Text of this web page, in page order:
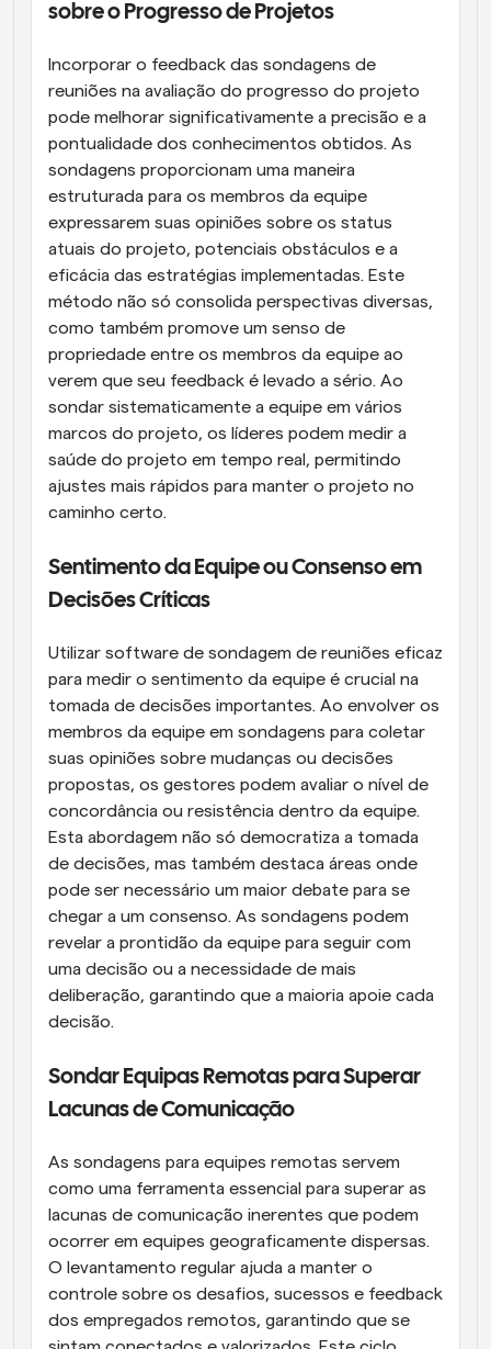
sobre o Progresso de Projetos
Incorporar o feedback das sondagens de
reuniões na avaliação do progresso do projeto
pode melhorar significativamente a precisão e a
pontualidade dos conhecimentos obtidos. As
sondagens proporcionam uma maneira
estruturada para os membros da equipe
expressarem suas opiniões sobre os status
atuais do projeto, potenciais obstáculos e a
eficácia das estratégias implementadas. Este
método não só consolida perspectivas diversas,
como também promove um senso de
propriedade entre os membros da equipe ao
verem que seu feedback é levado a sério. Ao
sondar sistematicamente a equipe em vários
marcos do projeto, os líderes podem medir a
saúde do projeto em tempo real, permitindo
ajustes mais rápidos para manter o projeto no
caminho certo.
Sentimento da Equipe ou Consenso em
Decisões Críticas
Utilizar software de sondagem de reuniões eficaz
para medir o sentimento da equipe é crucial na
tomada de decisões importantes. Ao envolver os
membros da equipe em sondagens para coletar
suas opiniões sobre mudanças ou decisões
propostas, os gestores podem avaliar o nível de
concordância ou resistência dentro da equipe.
Esta abordagem não só democratiza a tomada
de decisões, mas também destaca áreas onde
pode ser necessário um maior debate para se
chegar a um consenso. As sondagens podem
revelar a prontidão da equipe para seguir com
uma decisão ou a necessidade de mais
deliberação, garantindo que a maioria apoie cada
decisão.
Sondar Equipas Remotas para Superar
Lacunas de Comunicação
As sondagens para equipes remotas servem
como uma ferramenta essencial para superar as
lacunas de comunicação inerentes que podem
ocorrer em equipes geograficamente dispersas.
O levantamento regular ajuda a manter o
controle sobre os desafios, sucessos e feedback
dos empregados remotos, garantindo que se